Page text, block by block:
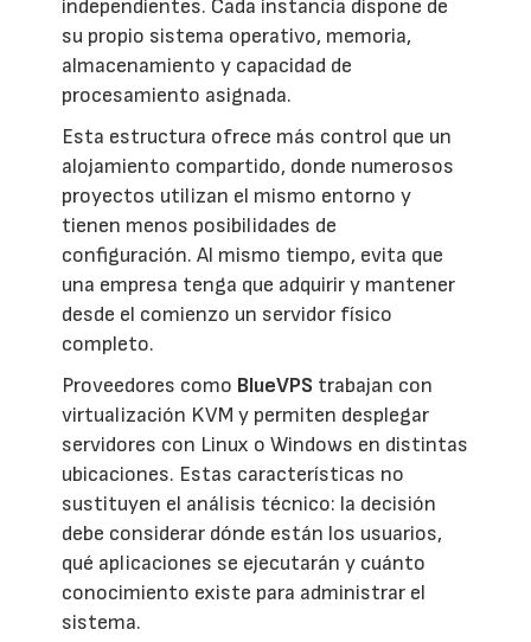
independientes. Cada instancia dispone de
su propio sistema operativo, memoria,
almacenamiento y capacidad de
procesamiento asignada.
Esta estructura ofrece más control que un
alojamiento compartido, donde numerosos
proyectos utilizan el mismo entorno y
tienen menos posibilidades de
configuración. Al mismo tiempo, evita que
una empresa tenga que adquirir y mantener
desde el comienzo un servidor físico
completo.
Proveedores como BlueVPS trabajan con
virtualización KVM y permiten desplegar
servidores con Linux o Windows en distintas
ubicaciones. Estas características no
sustituyen el análisis técnico: la decisión
debe considerar dónde están los usuarios,
qué aplicaciones se ejecutarán y cuánto
conocimiento existe para administrar el
sistema.